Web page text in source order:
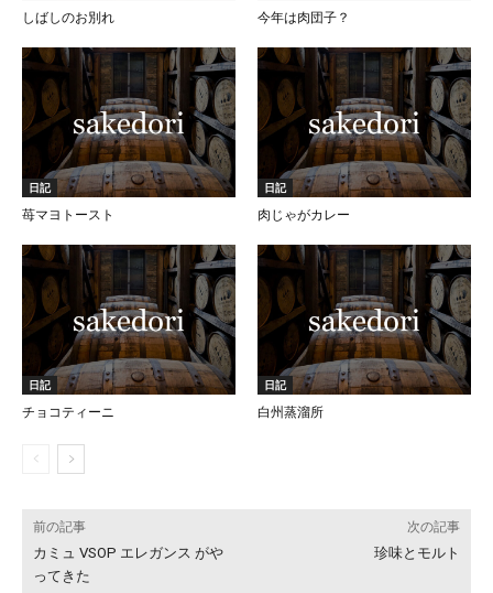
しばしのお別れ
今年は肉団子？
日記
苺マヨトースト
日記
肉じゃがカレー
日記
チョコティーニ
日記
白州蒸溜所
前の記事
カミュ VSOP エレガンス がや
ってきた
次の記事
珍味とモルト